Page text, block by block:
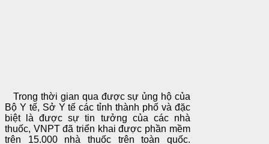
Trong thời gian qua được sự ủng hộ của
Bộ Y tế, Sở Y tế các tỉnh thành phố và đặc
biệt là được sự tin tưởng của các nhà
thuốc, VNPT đã triển khai được phần mềm
trên 15.000 nhà thuốc trên toàn quốc.